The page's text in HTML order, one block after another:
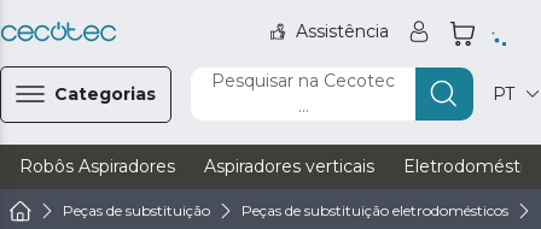
Assistência
Categorias
Pesquisar na Cecotec
...
PT
Robôs Aspiradores Aspiradores verticais
Peças de substituição Peças de substituição eletrodomésticos